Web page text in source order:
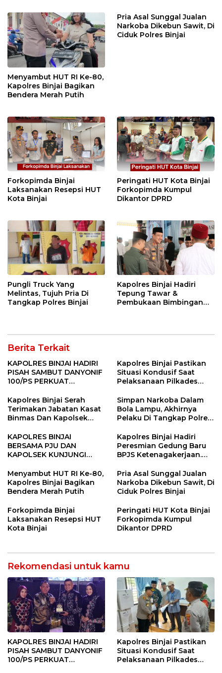
Menyambut HUT RI Ke-80,
Kapolres Binjai Bagikan
Bendera Merah Putih
Pria Asal Sunggal Jualan
Narkoba Dikebun Sawit, Di
Ciduk Polres Binjai
Forkopimda Binjai
Laksanakan Resepsi HUT
Kota Binjai
Peringati HUT Kota Binjai
Forkopimda Kumpul
Dikantor DPRD
Pungli Truck Yang
Melintas, Tujuh Pria Di
Tangkap Polres Binjai
Kapolres Binjai Hadiri
Tepung Tawar &
Pembukaan Bimbingan
Berita Terkait
KAPOLRES BINJAI HADIRI
PISAH SAMBUT DANYONIF
100/PS PERKUAT
Kapolres Binjai Pastikan
Situasi Kondusif Saat
Pelaksanaan Pilkades
Kapolres Binjai Serah
Terimakan Jabatan Kasat
Binmas Dan Kapolsek
Simpan Narkoba Dalam
Bola Lampu, Akhirnya
Pelaku Di Tangkap Polres
KAPOLRES BINJAI
BERSAMA PJU DAN
KAPOLSEK KUNJUNGI
BINJAI
Kapolres Binjai Hadiri
Peresmian Gedung Baru
BPJS Ketenagakerjaan.
Menyeluruh bagi Pekerja”
Menyambut HUT RI Ke-80,
Kapolres Binjai Bagikan
Bendera Merah Putih
Pria Asal Sunggal Jualan
Narkoba Dikebun Sawit, Di
Ciduk Polres Binjai
Forkopimda Binjai
Laksanakan Resepsi HUT
Kota Binjai
Peringati HUT Kota Binjai
Forkopimda Kumpul
Dikantor DPRD
Rekomendasi untuk kamu
KAPOLRES BINJAI HADIRI
PISAH SAMBUT DANYONIF
100/PS PERKUAT
Kapolres Binjai Pastikan
Situasi Kondusif Saat
Pelaksanaan Pilkades